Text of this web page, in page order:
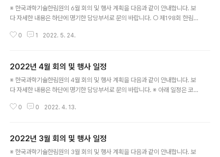
※ 한국과학기술한림원의 6월 회의 및 행사 계획을 다음과 같이 안내합니다. 보
다 자세한 내용은 하단에 명기한 담당부서로 문의 바랍니다. ○ 제198회 한림
- 장소: 엘타워 골드홀(온라인 병행) ※ 정책연구팀: 031-710-4684 ○ IAP S
4. (화) ~ 6. 16. (목) - 주제: Recent Advances of Bioinorganic Chemi
stry in the field of Energy and Medicin..
0 1 2022. 5. 24.
2022년 4월 회의 및 행사 일정
※ 한국과학기술한림원의 4월 회의 및 행사 계획을 다음과 같이 안내합니다. 보
다 자세한 내용은 하단에 명기한 담당부서로 문의 바랍니다. ※ 아래 일정은 코
있습니다. ○ AASSA-KAST 공동 웨비나 - 일시: 4. 25.(월) ~ 4. 26.(화) -
회 - 일시: 4. 29.(금) 15:00 - 주제: 과학기술 주도 성장: 무엇을 해야 할 것인
가? - 장소: 온라인 중계 ※ 정책연구팀: 031-710-4684
0 0 2022. 4. 13.
2022년 3월 회의 및 행사 일정
※ 한국과학기술한림원의 3월 회의 및 행사 계획을 다음과 같이 안내합니다. 보